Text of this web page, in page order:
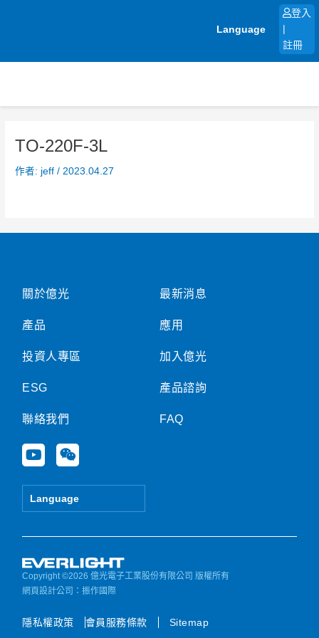
Language
登入
註冊
TO-220F-3L
作者: jeff/ 2023.04.27
關於億光
產品
投資人專區
ESG
聯絡我們
Y
o
u
e
W
e
i
Language
最新消息
應用
加入億光
產品諮詢
FAQ
Copyright ©2026 億光電子工業股份有限公司 版權所有
網頁設計公司 ：振作國際
隱私權政策 會員服務條款 Sitemap